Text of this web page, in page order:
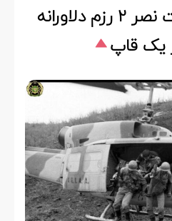
تصاویر عملیات نصر ۲ رزم دلاورانه
یک قاپ